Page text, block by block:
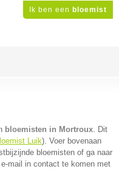
Ik ben een bloemist
bloemisten in Mortroux. Dit
Luik). Voer bovenaan
bloemisten of ga naar
mail in contact te komen met